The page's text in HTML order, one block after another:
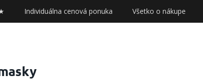
Individuálna cenová ponuka Všetko o nákupe